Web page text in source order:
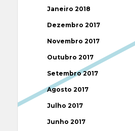
Janeiro 2018
Dezembro 2017
Novembro 2017
Outubro 2017
Setembro 2017
Agosto 2017
Julho 2017
Junho 2017